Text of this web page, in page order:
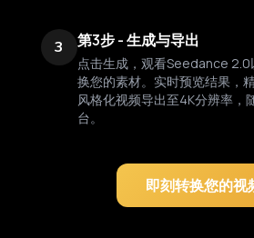
3 第3步 - 生成与导出
点击生成，观看Seedance
换您的素材。实时预览结果，
风格化视频导出至4K分辨率，
台。
即刻转换您的视